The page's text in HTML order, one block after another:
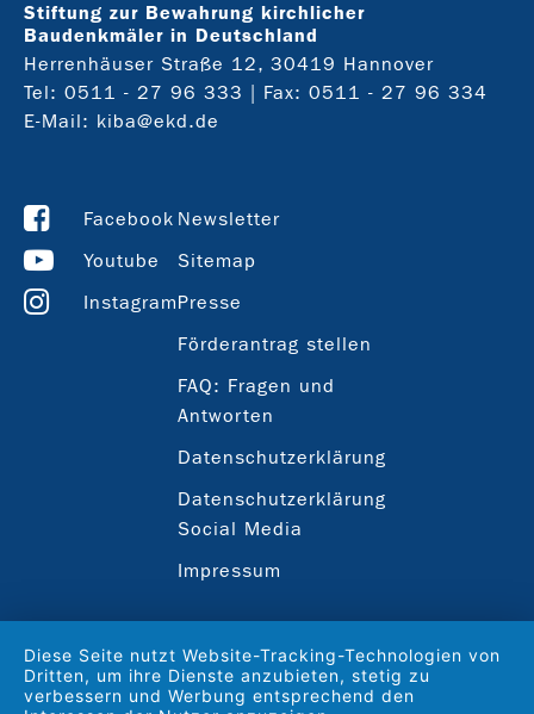
Stiftung zur Bewahrung kirchlicher
Baudenkmäler in Deutschland
Herrenhäuser Straße 12, 30419 Hannover
Tel: 0511 - 27 96 333
| Fax: 0511 - 27 96 334
E-Mail: kiba@ekd.de
Facebook
Youtube
Instagram
Newsletter
Sitemap
Presse
Förderantrag stellen
FAQ: Fragen und
Antworten
Datenschutzerklärung
Datenschutzerklärung
Social Media
Impressum
Diese Seite nutzt Website-Tracking-Technologien von
Dritten, um ihre Dienste anzubieten, stetig zu
verbessern und Werbung entsprechend den